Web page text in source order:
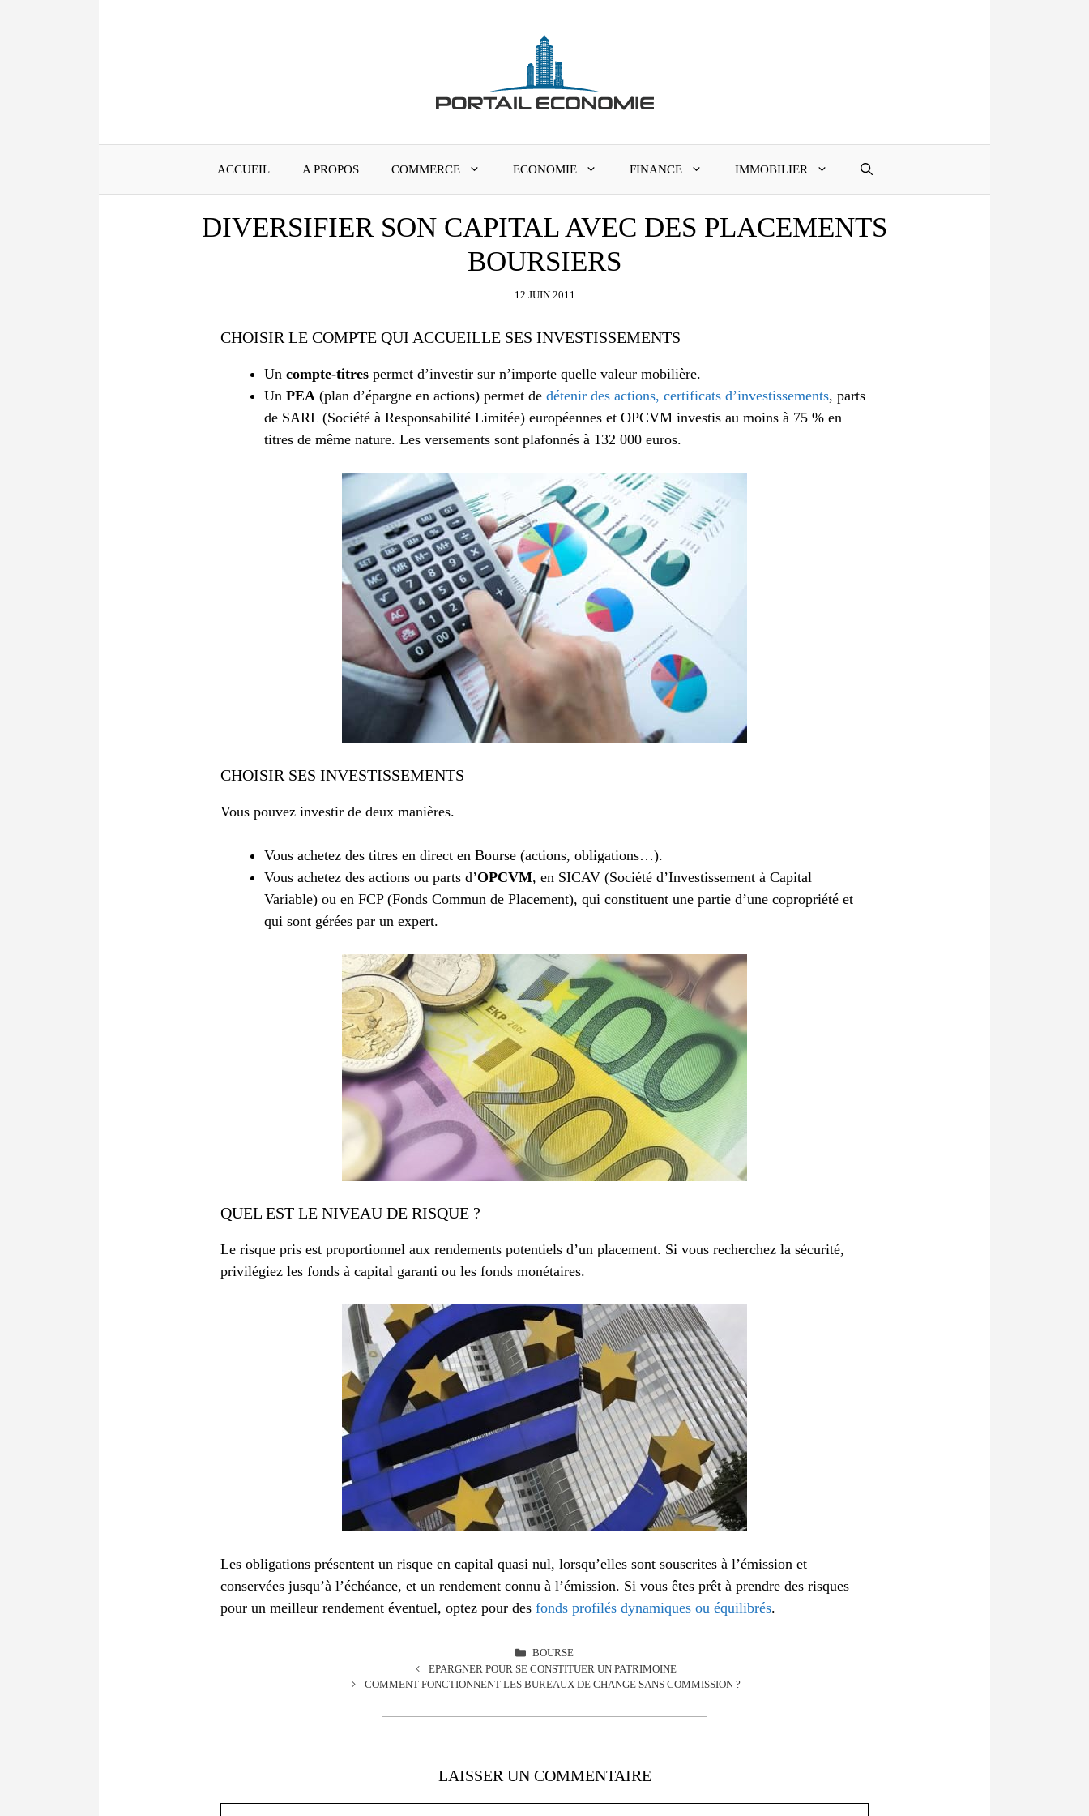
ACCUEIL A PROPOS COMMERCE ECONOMIE FINANCE IMMOBILIER
DIVERSIFIER SON CAPITAL AVEC DES PLACEMENTS
BOURSIERS
12 JUIN 2011
CHOISIR LE COMPTE QUI ACCUEILLE SES INVESTISSEMENTS
Un compte-titres permet d’investir sur n’importe quelle valeur mobilière.
Un PEA (plan d’épargne en actions) permet de détenir des actions, certificats d’investissements, parts
de SARL (Société à Responsabilité Limitée) européennes et OPCVM investis au moins à 75 % en
titres de même nature. Les versements sont plafonnés à 132 000 euros.
CHOISIR SES INVESTISSEMENTS
Vous pouvez investir de deux manières.
Vous achetez des titres en direct en Bourse (actions, obligations…).
Vous achetez des actions ou parts d’OPCVM, en SICAV (Société d’Investissement à Capital
Variable) ou en FCP (Fonds Commun de Placement), qui constituent une partie d’une copropriété et
qui sont gérées par un expert.
QUEL EST LE NIVEAU DE RISQUE ?
Le risque pris est proportionnel aux rendements potentiels d’un placement. Si vous recherchez la sécurité,
privilégiez les fonds à capital garanti ou les fonds monétaires.
Les obligations présentent un risque en capital quasi nul, lorsqu’elles sont souscrites à l’émission et
conservées jusqu’à l’échéance, et un rendement connu à l’émission. Si vous êtes prêt à prendre des risques
pour un meilleur rendement éventuel, optez pour des fonds profilés dynamiques ou équilibrés.
CATÉGORIES
BOURSE
EPARGNER POUR SE CONSTITUER UN PATRIMOINE
COMMENT FONCTIONNENT LES BUREAUX DE CHANGE SANS COMMISSION ?
LAISSER UN COMMENTAIRE